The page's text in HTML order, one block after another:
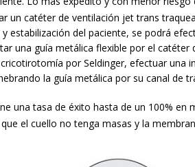
un catéter de ventilación jet trans
estabilización del paciente, se podrá
una guía metálica flexible por el catéter
por Seldinger, efectuar una
la guía metálica por su canal de
una tasa de éxito hasta de un 100% en
el cuello no tenga masas y la